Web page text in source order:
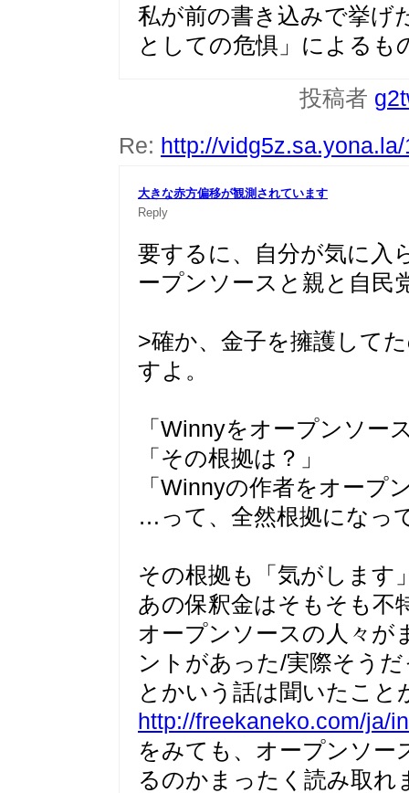
私が前の書き込みで挙げ
としての危惧」によるも
投稿者
Re: http://
大きな赤方偏移が観測されています
Reply
要するに、自分が気に入
ープンソースと親と自民
>確か、金子を擁護して
すよ。
「Winnyをオープンソ
「その根拠は？」
「Winnyの作者をオープ
…って、全然根拠になっ
その根拠も「気がします
あの保釈金はそもそも不
オープンソースの人々が
ントがあった/実際そう
とかいう話は聞いたこと
http://freekaneko.com/ja/
をみても、オープンソー
るのかまったく読み取れ